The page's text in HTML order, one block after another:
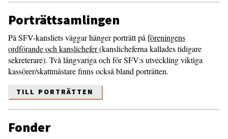
Porträttsamlingen
På SFV-kansliets väggar hänger porträtt på föreningens
ordförande och kanslichefer(kanslicheferna kallades tidigare
sekreterare). Två långvariga och för SFV:s utveckling viktiga
kassörer/skattmästare finns också bland porträtten.
TILL PORTRÄTTEN
Fonder